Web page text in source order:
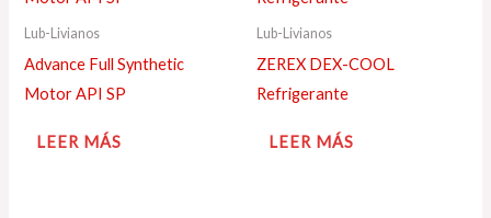
Lub-Livianos
Advance Full Synthetic
Motor API SP
LEER MÁS
Lub-Livianos
ZEREX DEX-COOL
Refrigerante
LEER MÁS